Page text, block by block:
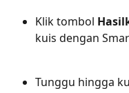
Klik tombol
kuis dengan
Tunggu hingga